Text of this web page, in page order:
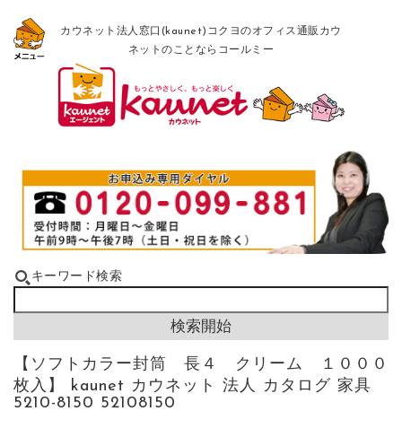
カウネット法人窓口(kaunet)コクヨのオフィス通販カウ
ネットのことならコールミー
キーワード検索
【ソフトカラー封筒 長４ クリーム １０００
枚入】 kaunet カウネット 法人 カタログ 家具
5210-8150 52108150